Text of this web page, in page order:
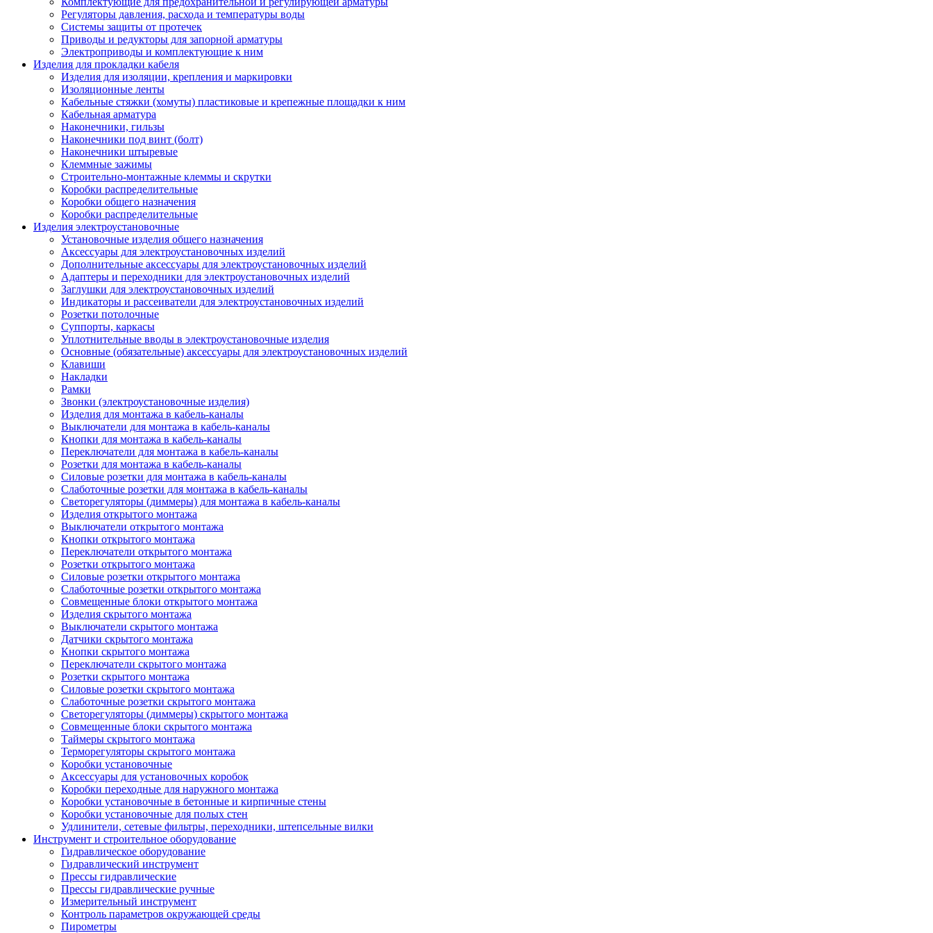
Регуляторы давления, расхода и температуры воды
Системы защиты от протечек
Приводы и редукторы для запорной арматуры
Электроприводы и комплектующие к ним
Изделия для прокладки кабеля
Изделия для изоляции, крепления и маркировки
Изоляционные ленты
Кабельные стяжки (хомуты) пластиковые и крепежные площадки к ним
Кабельная арматура
Наконечники, гильзы
Наконечники под винт (болт)
Наконечники штыревые
Клеммные зажимы
Строительно-монтажные клеммы и скрутки
Коробки распределительные
Коробки общего назначения
Коробки распределительные
Изделия электроустановочные
Установочные изделия общего назначения
Аксессуары для электроустановочных изделий
Дополнительные аксессуары для электроустановочных изделий
Адаптеры и переходники для электроустановочных изделий
Заглушки для электроустановочных изделий
Индикаторы и рассеиватели для электроустановочных изделий
Розетки потолочные
Суппорты, каркасы
Уплотнительные вводы в электроустановочные изделия
Основные (обязательные) аксессуары для электроустановочных изделий
Клавиши
Накладки
Рамки
Звонки (электроустановочные изделия)
Изделия для монтажа в кабель-каналы
Выключатели для монтажа в кабель-каналы
Кнопки для монтажа в кабель-каналы
Переключатели для монтажа в кабель-каналы
Розетки для монтажа в кабель-каналы
Силовые розетки для монтажа в кабель-каналы
Слаботочные розетки для монтажа в кабель-каналы
Светорегуляторы (диммеры) для монтажа в кабель-каналы
Изделия открытого монтажа
Выключатели открытого монтажа
Кнопки открытого монтажа
Переключатели открытого монтажа
Розетки открытого монтажа
Силовые розетки открытого монтажа
Слаботочные розетки открытого монтажа
Совмещенные блоки открытого монтажа
Изделия скрытого монтажа
Выключатели скрытого монтажа
Датчики скрытого монтажа
Кнопки скрытого монтажа
Переключатели скрытого монтажа
Розетки скрытого монтажа
Силовые розетки скрытого монтажа
Слаботочные розетки скрытого монтажа
Светорегуляторы (диммеры) скрытого монтажа
Совмещенные блоки скрытого монтажа
Таймеры скрытого монтажа
Терморегуляторы скрытого монтажа
Коробки установочные
Аксессуары для установочных коробок
Коробки переходные для наружного монтажа
Коробки установочные в бетонные и кирпичные стены
Коробки установочные для полых стен
Удлинители, сетевые фильтры, переходники, штепсельные вилки
Инструмент и строительное оборудование
Гидравлическое оборудование
Гидравлический инструмент
Прессы гидравлические
Прессы гидравлические ручные
Измерительный инструмент
Контроль параметров окружающей среды
Пирометры